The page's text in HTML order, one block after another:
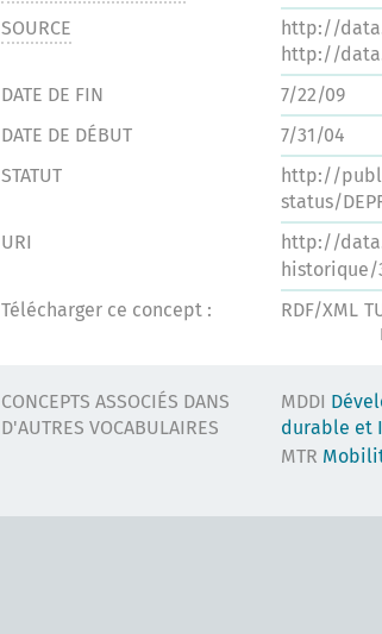
SOURCE
http://
http://
DATE DE FIN
7/22/09
DATE DE DÉBUT
7/31/04
STATUT
http://
status/
URI
http://
historique/
Télécharger ce concept :
RDF/XML
CONCEPTS ASSOCIÉS DANS
D'AUTRES VOCABULAIRES
MDDI
durable et
MTR